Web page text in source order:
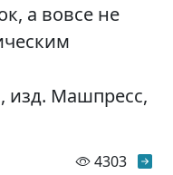
а вовсе не
изд. Машпресс,
4303